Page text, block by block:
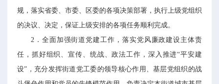
规，落实省委、市委、区委的各项决策部署，执行上级党组织
的决议、决定，保证上级安排的各项任务顺利完成。
2．全面加强街道党建工作，落实党风廉政建设主体责
任，抓好组织、宣传、统战、政法工作，深入推进“平安建
设”，充分发挥街道党工委的领导核心作用、基层党组织的战